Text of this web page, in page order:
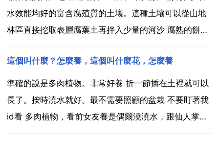
水效能均好的富含腐殖質的土壤。這種土壤可以從山地
林區直接挖取表層腐葉土再拌入少量的河沙 腐熟的餅肥
肥亦可。2 盆花放置環境的選擇 金邊瑞香是一種喜陰涼
通風環境的植物。6月 10月上午9時至下午...
這個叫什麼？怎麼養，這個叫什麼花，怎麼養
準確的說是多肉植物。非常好養 折一節插在土裡就可以
長了。按時澆水就好。最不需要照顧的盆栽 不要盯著我
id看 多肉植物，看前女友養是偶爾澆澆水，跟仙人掌差